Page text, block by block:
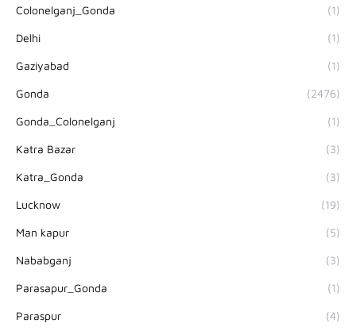
Colonelganj_Gonda (1)
Delhi (1)
Gaziyabad (1)
Gonda (2476)
Gonda_Colonelganj (1)
Katra Bazar (3)
Katra_Gonda (3)
Lucknow (19)
Man kapur (5)
Nababganj (3)
Parasapur_Gonda (1)
Paraspur (4)